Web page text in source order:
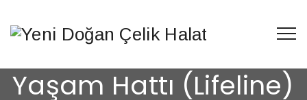
Yaşam Hattı (Lifeline)